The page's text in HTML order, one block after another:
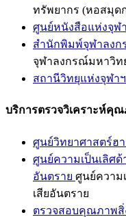
ทรัพยากร (หอสมุด
ศูนย์หนังสือแห่งจุฬ
สำนักพิมพ์จุฬาลง
จุฬาลงกรณ์มหาวิท
สถานีวิทยุแห่งจุฬาฯ
บริการตรวจวิเคราะห์คุ
ศูนย์วิทยาศาสตร์ฮ
ศูนย์ความเป็นเลิศด้
อันตราย ศูนย์ความ
เสียอันตราย
ตรวจสอบคุณภาพสิ่